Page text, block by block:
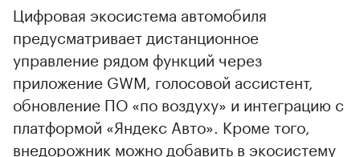
Цифровая экосистема автомобиля
предусматривает дистанционное
управление рядом функций через
приложение GWM, голосовой ассистент,
обновление ПО «по воздуху» и интеграцию с
платформой «Яндекс Авто». Кроме того,
внедорожник можно добавить в экосистему